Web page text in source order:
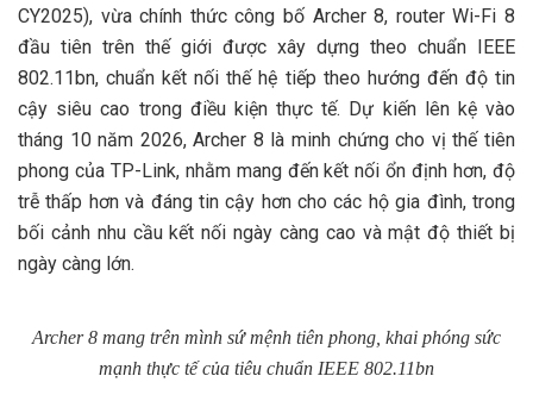
CY2025), vừa chính thức công bố Archer 8, router Wi-Fi 8
đầu tiên trên thế giới được xây dựng theo chuẩn IEEE
802.11bn, chuẩn kết nối thế hệ tiếp theo hướng đến độ tin
cậy siêu cao trong điều kiện thực tế. Dự kiến lên kệ vào
tháng 10 năm 2026, Archer 8 là minh chứng cho vị thế tiên
phong của TP-Link, nhằm mang đến kết nối ổn định hơn, độ
trễ thấp hơn và đáng tin cậy hơn cho các hộ gia đình, trong
bối cảnh nhu cầu kết nối ngày càng cao và mật độ thiết bị
ngày càng lớn.
Archer 8 mang trên mình sứ mệnh tiên phong, khai phóng sức
mạnh thực tế của tiêu chuẩn IEEE 802.11bn